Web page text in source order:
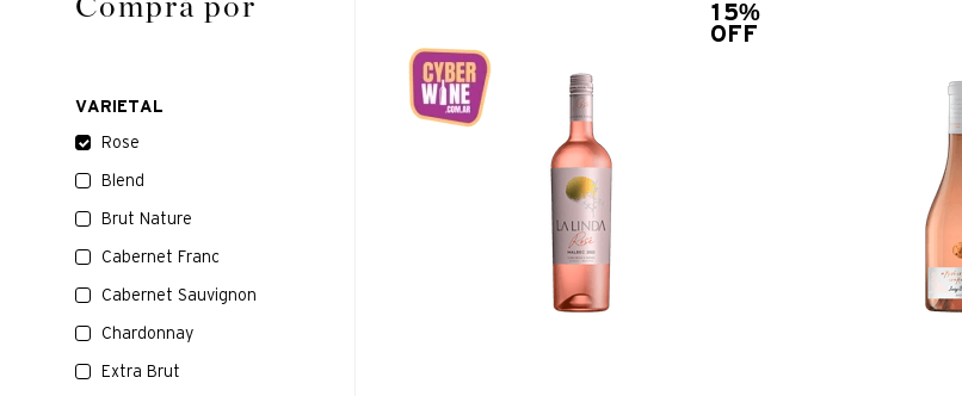
VARIETAL
Rose
Blend
Brut Nature
Cabernet Franc
Cabernet Sauvignon
Chardonnay
Extra Brut
15%
OFF